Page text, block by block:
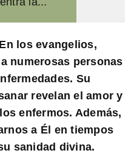
los evangelios,
numerosas personas
Su
revelan el amor y
enfermos. Además,
a Él en tiempos
sanidad divina.